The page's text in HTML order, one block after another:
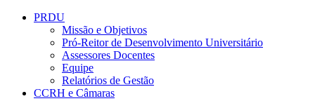
Conteúdo principal
PRDU
Missão e Objetivos
Pró-Reitor de Desenvolvimento Universitário
Assessores Docentes
Equipe
Relatórios de Gestão
CCRH e Câmaras